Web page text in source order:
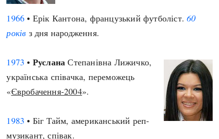
1966 • Ерік Кантона, французький футболіст.60
років з дня народження.
1973 • Руслана Степанівна Лижичко,
українська співачка, переможець
«Євробачення-2004».
1983 • Біг Тайм, американський реп-
музикант, співак.